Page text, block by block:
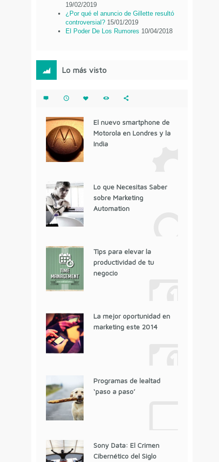
19/02/2019
¿Por qué el anuncio de Gillette resultó
controversial? 15/01/2019
El Poder De Los Rumores 10/04/2018
Lo más visto
El nuevo smartphone de
Motorola en Londres y la
India
Lo que Necesitas Saber
sobre Marketing
Automation
Tips para elevar la
productividad de tu
negocio
La mejor oportunidad en
marketing este 2014
Programas de lealtad
‘paso a paso’
Sony Data: El Crimen
Cibernético del Siglo